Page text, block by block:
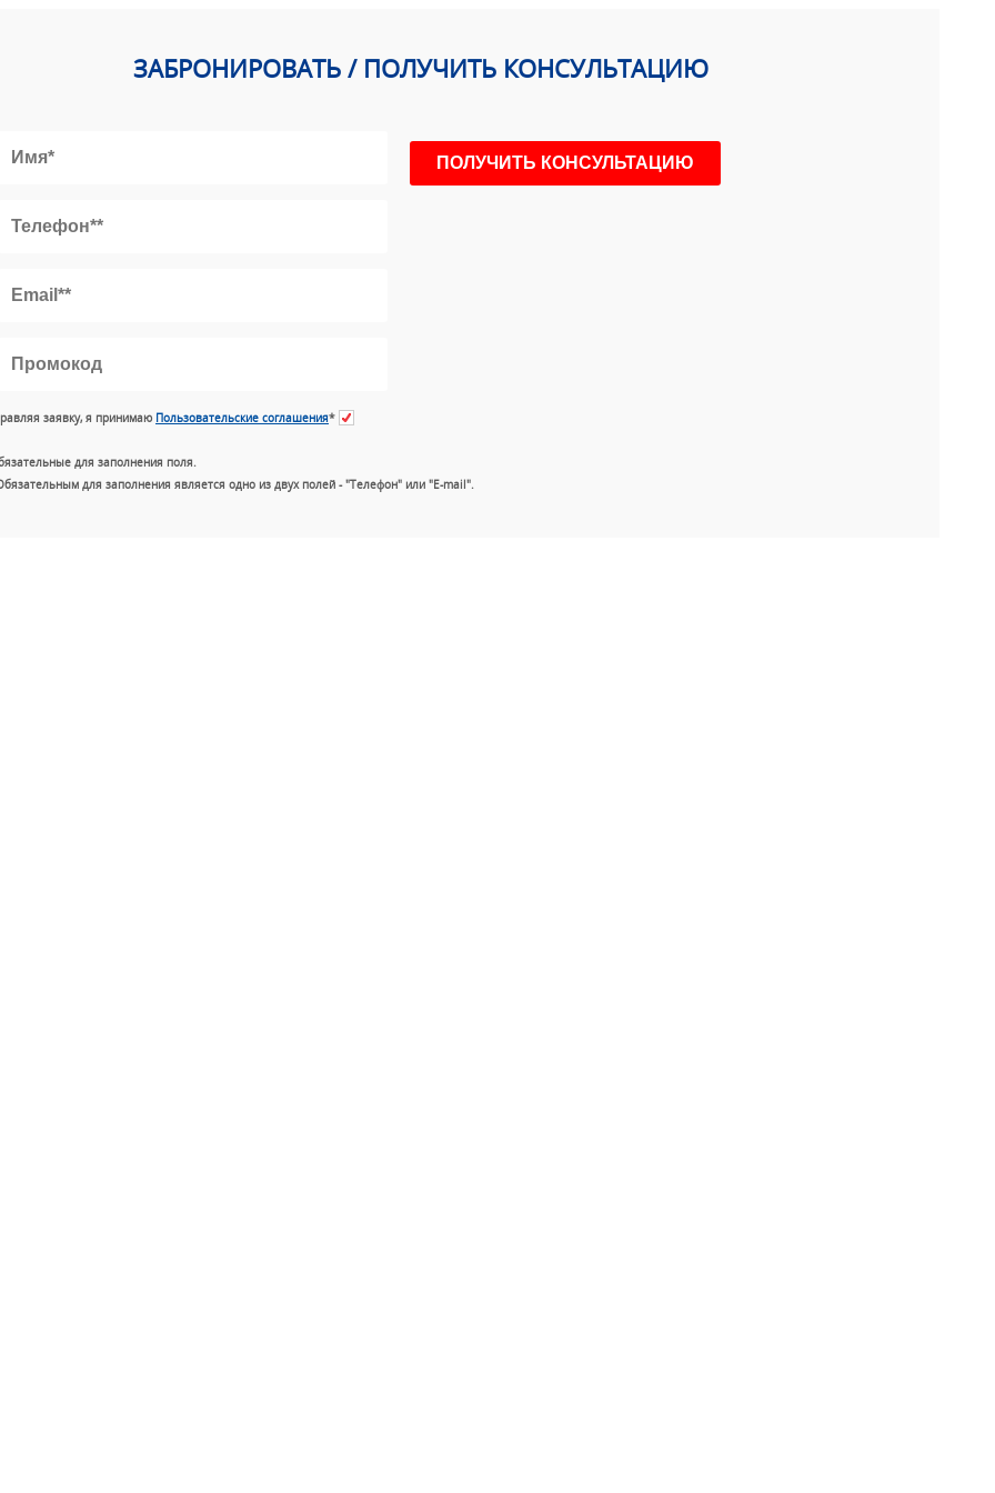
ЗАБРОНИРОВАТЬ / ПОЛУЧИТЬ КОНСУЛЬТАЦИЮ
заявку, я принимаю Пользовательские соглашения*
для заполнения поля.
для заполнения является одно из двух полей - "Телефон" или "E-mail".